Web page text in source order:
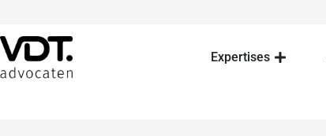
Expertises